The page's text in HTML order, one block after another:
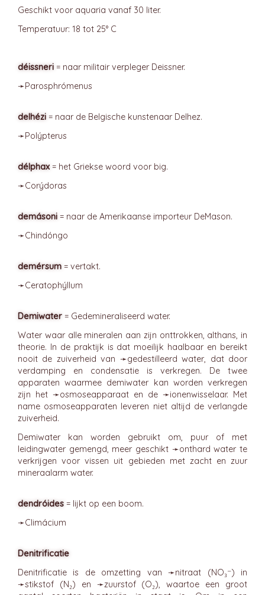
Geschikt voor aquaria vanaf 30 liter.
Temperatuur: 18 tot 25° C
déissneri = naar militair verpleger Deissner.
➛Parosphrómenus
delhézi = naar de Belgische kunstenaar Delhez.
➛Polýpterus
délphax= het Griekse woord voor big.
➛Corýdoras
demásoni = naar de Amerikaanse importeur DeMason.
➛Chindóngo
demérsum = vertakt.
➛Ceratophýllum
Demiwater = Gedemineraliseerd water.
Water waar alle mineralen aan zijn onttrokken, althans, in
theorie. In de praktijk is dat moeilijk haalbaar en bereikt
nooit de zuiverheid van ➛gedestilleerd water, dat door
verdamping en condensatie is verkregen. De twee
apparaten waarmee demiwater kan worden verkregen
zijn het ➛osmoseapparaat en de ➛ionenwisselaar. Met
name osmoseapparaten leveren niet altijd de verlangde
zuiverheid.
Demiwater kan worden gebruikt om, puur of met
leidingwater gemengd, meer geschikt ➛onthard water te
verkrijgen voor vissen uit gebieden met zacht en zuur
mineraalarm water.
dendróides = lijkt op een boom.
➛Climácium
Denitrificatie
Denitrificatie is de omzetting van ➛nitraat (NO₃⁻) in
➛stikstof (N₂) en ➛zuurstof(O₂), waartoe een groot